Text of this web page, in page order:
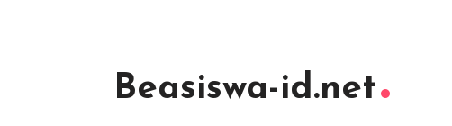
Beasiswa-id.net